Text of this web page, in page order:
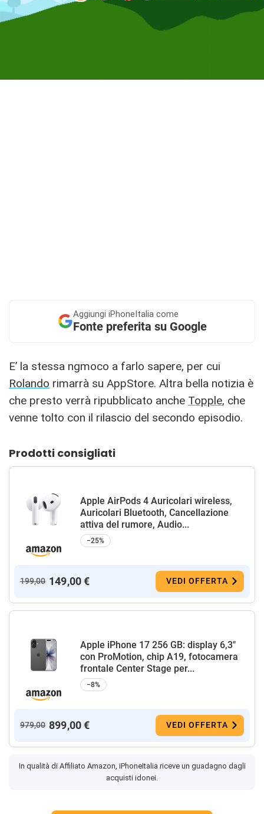
Aggiungi iPhoneItalia come
Fonte preferita su Google
E’ la stessa ngmoco a farlo sapere, per cui
Rolando rimarrà su AppStore. Altra bella notizia è
che presto verrà ripubblicato anche Topple, che
venne tolto con il rilascio del secondo episodio.
Prodotti consigliati
Apple AirPods 4 Auricolari wireless,
Auricolari Bluetooth, Cancellazione
attiva del rumore, Audio...
−25%
199,00 149,00 € VEDI OFFERTA
Apple iPhone 17 256 GB: display 6,3"
con ProMotion, chip A19, fotocamera
frontale Center Stage per...
−8%
979,00 899,00 € VEDI OFFERTA
In qualità di Affiliato Amazon, iPhoneItalia riceve un guadagno dagli
acquisti idonei.